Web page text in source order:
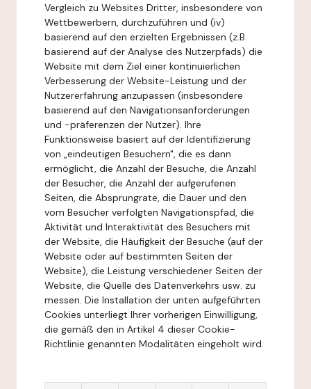
Vergleich zu Websites Dritter, insbesondere von
Wettbewerbern, durchzuführen und (iv)
basierend auf den erzielten Ergebnissen (z.B.
basierend auf der Analyse des Nutzerpfads) die
Website mit dem Ziel einer kontinuierlichen
Verbesserung der Website-Leistung und der
Nutzererfahrung anzupassen (insbesondere
basierend auf den Navigationsanforderungen
und -präferenzen der Nutzer). Ihre
Funktionsweise basiert auf der Identifizierung
von „eindeutigen Besuchern", die es dann
ermöglicht, die Anzahl der Besuche, die Anzahl
der Besucher, die Anzahl der aufgerufenen
Seiten, die Absprungrate, die Dauer und den
vom Besucher verfolgten Navigationspfad, die
Aktivität und Interaktivität des Besuchers mit
der Website, die Häufigkeit der Besuche (auf der
Website oder auf bestimmten Seiten der
Website), die Leistung verschiedener Seiten der
Website, die Quelle des Datenverkehrs usw. zu
messen. Die Installation der unten aufgeführten
Cookies unterliegt Ihrer vorherigen Einwilligung,
die gemäß den in Artikel 4 dieser Cookie-
Richtlinie genannten Modalitäten eingeholt wird.